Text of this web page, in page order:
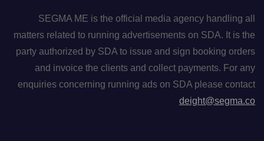
SEGMA ME is the official media agency handling all
matters related to running advertisements on SDA. It is the
party authorized by SDA to issue and sign booking orders
and invoice the clients and collect payments. For any
enquiries concerning running ads on SDA please contact
deight@segma.co